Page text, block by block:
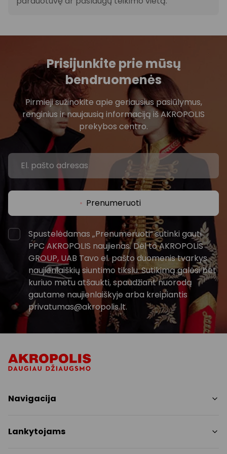
Prisijunkite prie mūsų
bendruomenės
Pirmieji sužinokite apie geriausius pasiūlymus,
renginius ir naujausią informaciją iš AKROPOLIS
prekybos centro.
Prenumeruoti
Spustelėdamas „Prenumeruoti“ sutinki gauti
PPC AKROPOLIS naujienas. Dėl to AKROPOLIS
GROUP, UAB Tavo el. pašto duomenis tvarkys
naujienlaiškių siuntimo tikslu. Sutikimą galėsi bet
kuriuo metu atšaukti, spaudžiant nuorodą
gautame naujienlaiškyje arba kreipiantis
privatumas@akropolis.lt.
Navigacija
Paslaugos
Lankytojams